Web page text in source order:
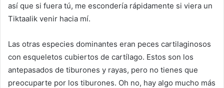
así que si fuera tú, me escondería rápidamente si viera un
Tiktaalik venir hacia mí.
Las otras especies dominantes eran peces cartilaginosos
con esqueletos cubiertos de cartílago. Estos son los
antepasados de tiburones y rayas, pero no tienes que
preocuparte por los tiburones. Oh no, hay algo mucho más